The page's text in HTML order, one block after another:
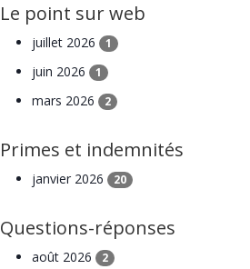
Le point sur web
juillet 2026 1
juin 2026 1
mars 2026 2
Primes et indemnités
janvier 2026 20
Questions-réponses
août 2026 2